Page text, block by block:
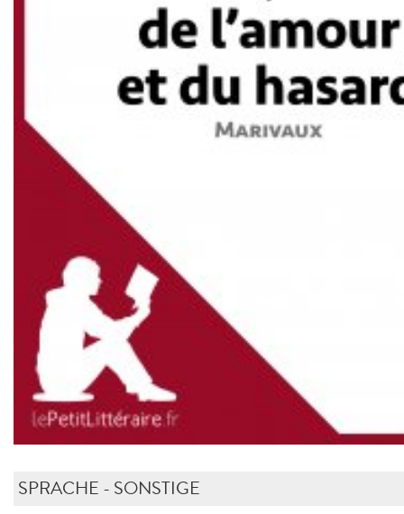
SPRACHE - SONSTIGE